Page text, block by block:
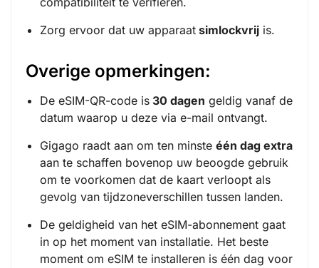
Zorg ervoor dat uw apparaat simlockvrij is.
Overige opmerkingen:
De eSIM-QR-code is 30 dagen geldig vanaf de
datum waarop u deze via e-mail ontvangt.
Gigago raadt aan om ten minste één dag extra
aan te schaffen bovenop uw beoogde gebruik
om te voorkomen dat de kaart verloopt als
gevolg van tijdzoneverschillen tussen landen.
De geldigheid van het eSIM-abonnement gaat
in op het moment van installatie. Het beste
moment om eSIM te installeren is één dag voor